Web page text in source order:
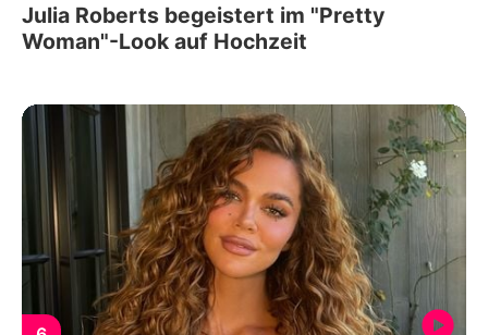
Julia Roberts begeistert im "Pretty
Woman"-Look auf Hochzeit